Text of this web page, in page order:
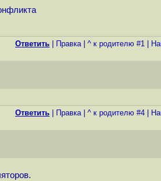
Ответить Правка| ^ к родителю #1
Ответить Правка| ^ к родителю #4